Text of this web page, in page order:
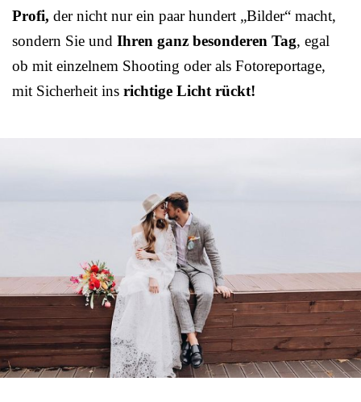
Profi, der nicht nur ein paar hundert „Bilder“ macht,
sondern Sie und Ihren ganz besonderen Tag, egal
ob mit einzelnem Shooting oder als Fotoreportage,
mit Sicherheit ins richtige Licht rückt!